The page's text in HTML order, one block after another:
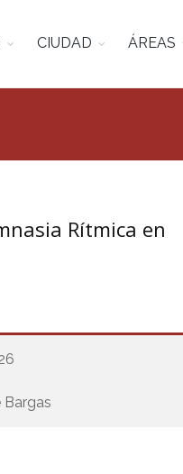
CIUDAD ÁREAS
Rítmica en
Bargas